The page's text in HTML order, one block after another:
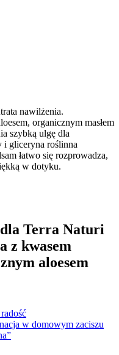
nawilżenia.
organicznym masłem
szybką ulgę dla
i gliceryna roślinna
łatwo się rozprowadza,
w dotyku.
Terra Naturi
z kwasem
aloesem
w domowym zaciszu